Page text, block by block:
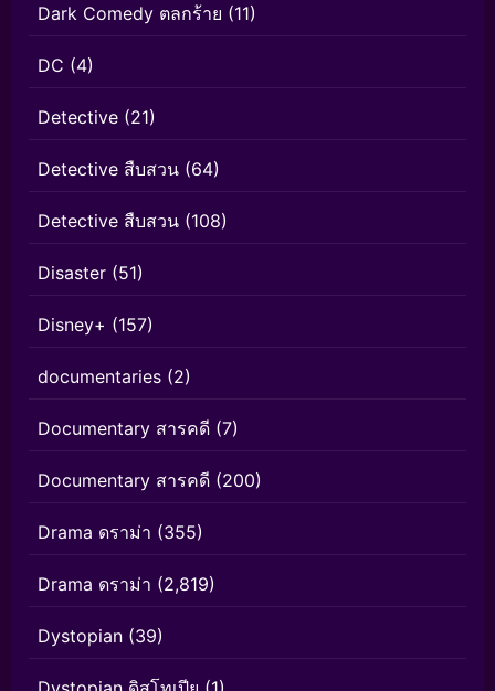
Dark Comedy ตลกร้าย (11)
DC (4)
Detective (21)
Detective สืบสวน (64)
Detective สืบสวน (108)
Disaster (51)
Disney+ (157)
documentaries (2)
Documentary สารคดี (7)
Documentary สารคดี (200)
Drama ดราม่า (355)
Drama ดราม่า (2,819)
Dystopian (39)